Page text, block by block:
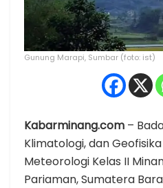
Gunung Marapi, Sumbar (foto: ist)
Kabarminang.com –
Klimatologi, dan
Meteorologi Kelas II
Pariaman, Sumatera